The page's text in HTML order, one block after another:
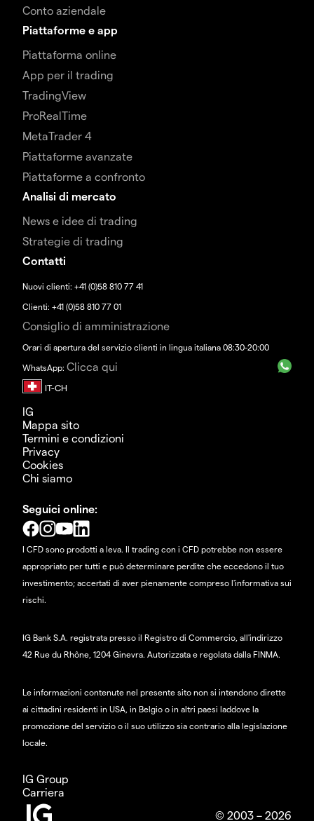
Conto aziendale
Piattaforme e app
Piattaforma online
App per il trading
TradingView
ProRealTime
MetaTrader 4
Piattaforme avanzate
Piattaforme a confronto
Analisi di mercato
News e idee di trading
Strategie di trading
Contatti
Nuovi clienti: +41 (0)58 810 77 41
Clienti: +41 (0)58 810 77 01
Consiglio di amministrazione
Orari di apertura del servizio clienti in lingua italiana 08:30-20:00
WhatsApp: Clicca qui
IG
Mappa sito
Termini e condizioni
Privacy
Cookies
Chi siamo
Seguici online:
I CFD sono prodotti a leva. Il trading con i CFD potrebbe non essere
appropriato per tutti e può determinare perdite che eccedono il tuo
investimento; accertati di aver pienamente compreso l'informativa sui
rischi.
IG Bank S.A. registrata presso il Registro di Commercio, all'indirizzo
42 Rue du Rhône, 1204 Ginevra. Autorizzata e regolata dalla FINMA.
Le informazioni contenute nel presente sito non si intendono dirette
ai cittadini residenti in USA, in Belgio o in altri paesi laddove la
promozione del servizio o il suo utilizzo sia contrario alla legislazione
locale.
IG Group
Carriera
© 2003 – 2026